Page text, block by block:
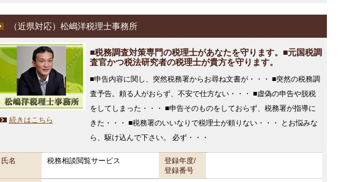
（近県対応）松嶋洋税理士事務所
■税務調査対策専門の税理士があなたを守ります。■元国税調
査官かつ税法研究者の税理士が貴方を守ります。
■申告内容に関し、突然税務署からお尋ね文書が・・・ ■突然の税務調
査予告。頼る人がおらず、不安で仕方ない・・・ ■虚偽の申告や脱税
をしてしまった・・・ ■申告そのものをしておらず、税務署が指導に
きた・・・ ■税務署のいいなりで税理士が頼りない・・・ とお悩みな
ら、駆け込んで下さい。 必ず・・・
続きはこちら
氏名 税務相談閲覧サービス
登録年度/
登録番号